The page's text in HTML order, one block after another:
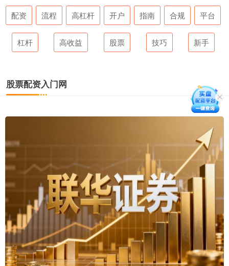
配资 流程 高杠杆 开户 指南 合规 平台
杠杆 高收益 股票 技巧 新手
股票配资入门网